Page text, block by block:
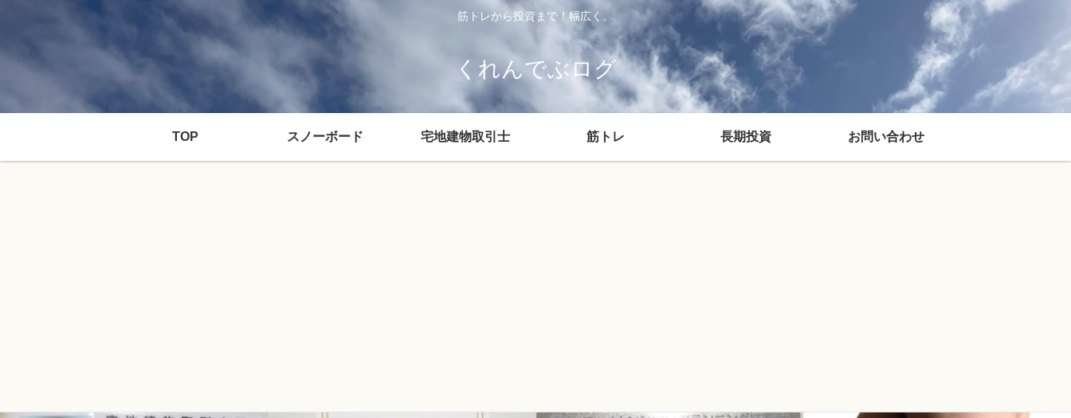
筋トレから投資まで！幅広く。
くれんでぶログ
TOP スノーボード 宅地建物取引士 筋トレ 長期投資 お問い合わせ